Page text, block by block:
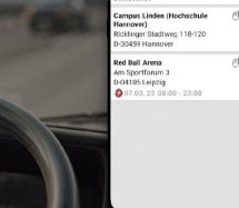
mit
AutoStore
der
proLogistik
Group